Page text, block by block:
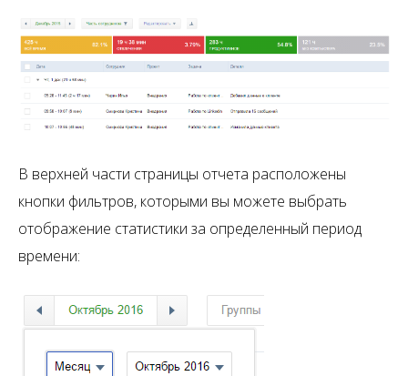
В верхней части страницы отчета расположены
кнопки фильтров, которыми вы можете выбрать
отображение статистики за определенный период
времени: